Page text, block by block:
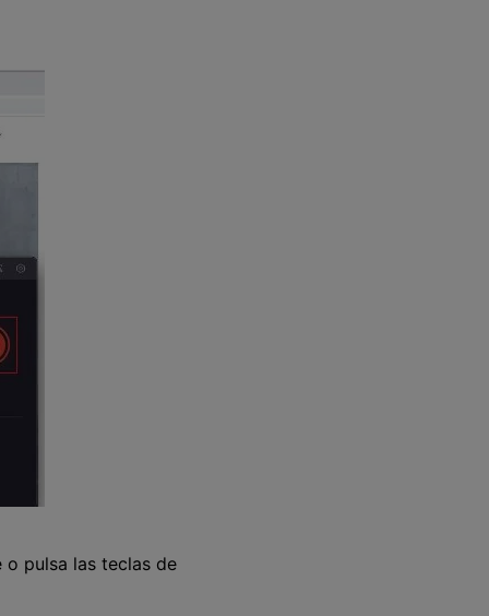
pulsa las teclas de